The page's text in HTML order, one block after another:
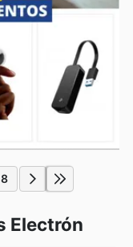
8
Electrón